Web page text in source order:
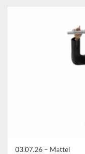
03.07.26 – Mattel